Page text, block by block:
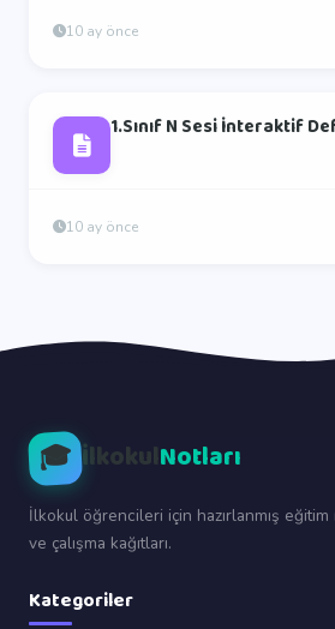
10 ay önce
1.Sınıf N Sesi İnteraktif
10 ay önce
🎓 İlkokulNotları
İlkokul öğrencileri için hazırlanmış
ve çalışma kağıtları.
Kategoriler